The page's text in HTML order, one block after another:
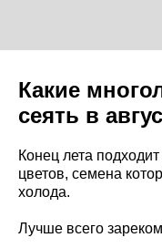
Какие
сеять в
Конец лета
цветов, семена
холода.
Лучше всего